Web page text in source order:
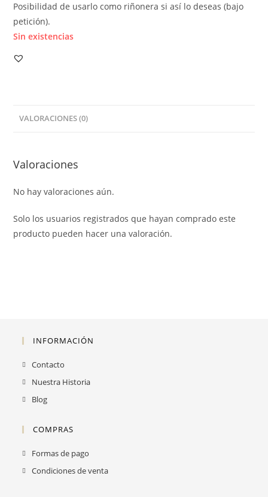
Posibilidad de usarlo como riñonera si así lo deseas (bajo
petición).
Sin existencias
VALORACIONES (0)
Valoraciones
No hay valoraciones aún.
Solo los usuarios registrados que hayan comprado este
producto pueden hacer una valoración.
INFORMACIÓN
Contacto
Nuestra Historia
Blog
COMPRAS
Formas de pago
Condiciones de venta